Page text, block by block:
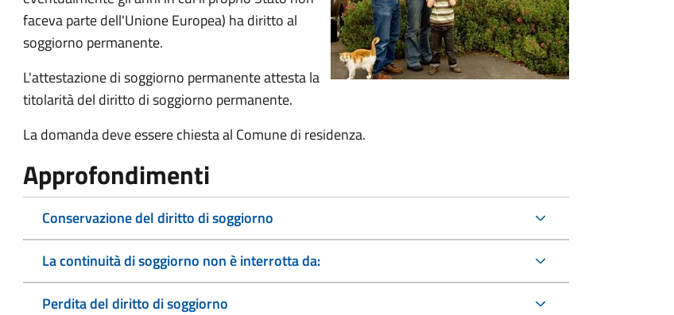
faceva parte dell'Unione Europea) ha diritto al
soggiorno permanente.
L'attestazione di soggiorno permanente attesta la
titolarità del diritto di soggiorno permanente.
La domanda deve essere chiesta al Comune di residenza.
Approfondimenti
Conservazione del diritto di soggiorno
La continuità di soggiorno non è interrotta da:
Perdita del diritto di soggiorno